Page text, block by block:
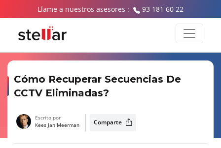
Llame a nuestros asesores : 93 181 60 22
Cómo Recuperar Secuencias De
CCTV Eliminadas?
Escrito por
Kees Jan Meerman
Comparte